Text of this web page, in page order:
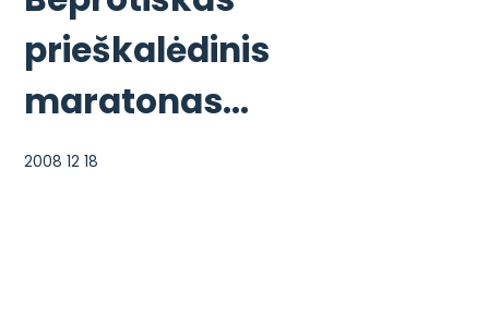
prieškalėdinis
maratonas…
2008 12 18